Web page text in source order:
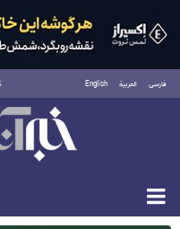
فارسی العربية English
یکشنبه ۱۸ مرداد ۱۴۰۵